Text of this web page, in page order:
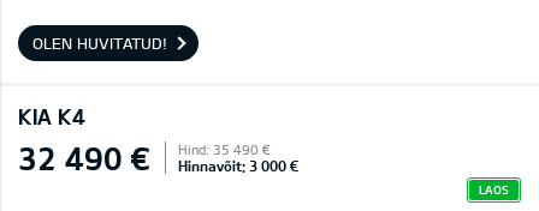
OLEN HUVITATUD!
KIA K4
32 490 € Hind: 35 490 €
Hinnavõit: 3 000 €
LAOS